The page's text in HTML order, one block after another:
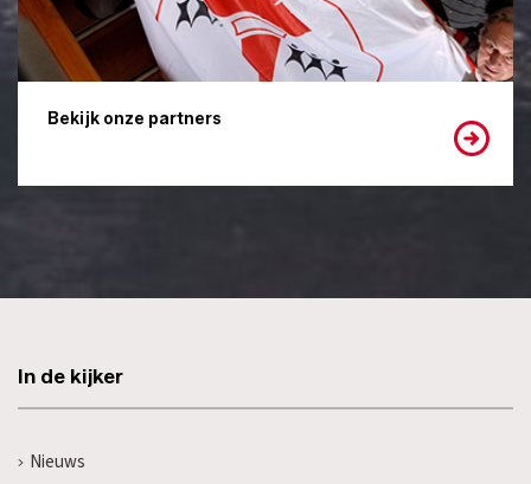
Bekijk onze partners
In de kijker
Nieuws